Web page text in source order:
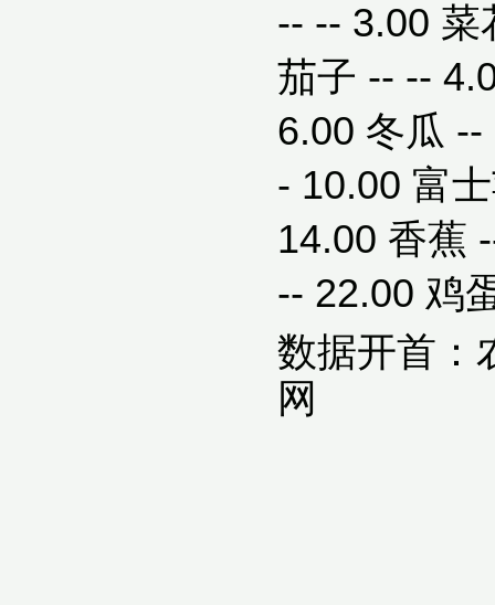
-- -- 3.00 菜
茄子 -- --
6.00 冬瓜
- 10.00 富
14.00 香蕉
-- 22.00 鸡
数据开首：
网